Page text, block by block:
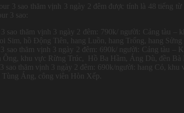
3 sao thăm vịnh 3 ngày 2 đêm được tính là 48 tiếng
3 sao:
sao thăm vịnh 3 ngày 2 đêm: 790k/ người: Cảng tàu –
Sim, hồ Động Tiên, hang Luồn, hang Trống, hang Sửng
sao thăm vịnh 3 ngày 2 đêm: 690k/ người: Cảng tàu –
Ông, khu vực Rừng Trúc, Hồ Ba Hầm, Áng Dù, đền Bà
sao thăm vịnh 3 ngày 2 đêm: 690k/người: hang Cỏ,
Áng, công viên Hòn Xếp.